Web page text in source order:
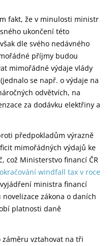
fakt, že v minulosti ministr
ukončení této
dle svého nedávného
příjmy budou
mimořádné výdaje vlády
se např. o výdaje na
odvětvích, na
za dodávku elektřiny a
předpokladům výrazně
mimořádných výdajů ke
což Ministerstvo financí ČR
windfall tax v roce
ministra financí
zákona o daních
platnosti daně
vztahovat na tři